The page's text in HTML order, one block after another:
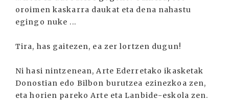
oroimen kaskarra daukat eta dena nahastu
egingo nuke ...
Tira, has gaitezen, ea zer lortzen dugun!
Ni hasi nintzenean, Arte Ederretako ikasketak
Donostian edo Bilbon burutzea ezinezkoa zen,
eta horien pareko Arte eta Lanbide-eskola zen.